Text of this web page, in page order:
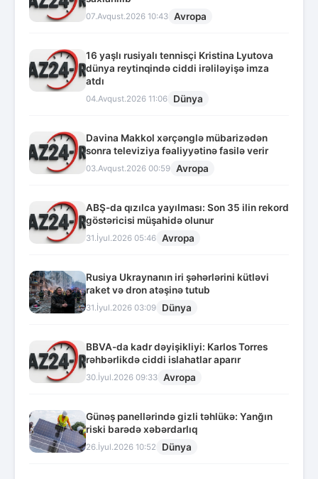
07.Avqust.2026 10:43 Avropa
16 yaşlı rusiyalı tennisçi Kristina Lyutova
dünya reytinqində ciddi irəliləyişə imza
atdı
04.Avqust.2026 11:06 Dünya
Davina Makkol xərçənglə mübarizədən
sonra televiziya fəaliyyətinə fasilə verir
03.Avqust.2026 00:59 Avropa
ABŞ-da qızılca yayılması: Son 35 ilin rekord
göstəricisi müşahidə olunur
31.İyul.2026 05:46 Avropa
Rusiya Ukraynanın iri şəhərlərini kütləvi
raket və dron atəşinə tutub
31.İyul.2026 03:09 Dünya
BBVA-da kadr dəyişikliyi: Karlos Torres
rəhbərlikdə ciddi islahatlar aparır
30.İyul.2026 09:33 Avropa
Günəş panellərində gizli təhlükə: Yanğın
riski barədə xəbərdarlıq
26.İyul.2026 10:52 Dünya